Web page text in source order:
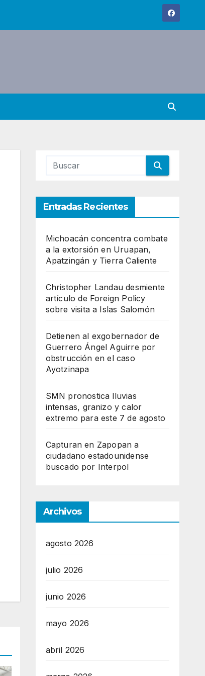
Entradas Recientes
Michoacán concentra combate
a la extorsión en Uruapan,
Apatzingán y Tierra Caliente
Christopher Landau desmiente
artículo de Foreign Policy
sobre visita a Islas Salomón
Detienen al exgobernador de
Guerrero Ángel Aguirre por
obstrucción en el caso
Ayotzinapa
SMN pronostica lluvias
intensas, granizo y calor
extremo para este 7 de agosto
Capturan en Zapopan a
ciudadano estadounidense
buscado por Interpol
Archivos
agosto 2026
julio 2026
junio 2026
mayo 2026
abril 2026